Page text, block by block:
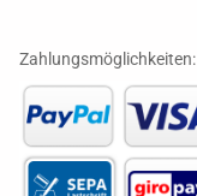
Zahlungsmöglichkeiten: